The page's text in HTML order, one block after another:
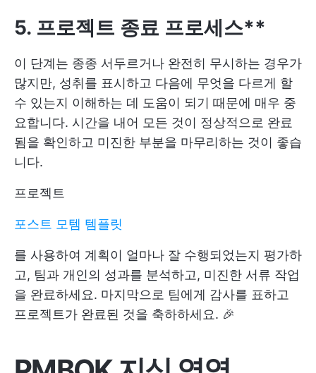
5. 프로젝트 종료 프로세스**
이 단계는 종종 서두르거나 완전히 무시하는 경우가
많지만, 성취를 표시하고 다음에 무엇을 다르게 할
수 있는지 이해하는 데 도움이 되기 때문에 매우 중
요합니다. 시간을 내어 모든 것이 정상적으로 완료
됨을 확인하고 미진한 부분을 마무리하는 것이 좋습
니다.
프로젝트
포스트 모템 템플릿
를 사용하여 계획이 얼마나 잘 수행되었는지 평가하
고, 팀과 개인의 성과를 분석하고, 미진한 서류 작업
을 완료하세요. 마지막으로 팀에게 감사를 표하고
프로젝트가 완료된 것을 축하하세요. 🎉